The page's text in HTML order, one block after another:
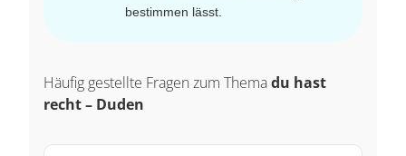
bestimmen lässt.
Häufig gestellte Fragen zum Themadu hast
recht – Duden